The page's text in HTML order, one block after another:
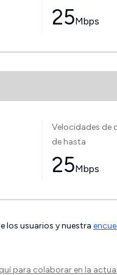
25Mbps
Velocidades de
de hasta
25Mbps
los usuarios y nuestra
para colaborar en la